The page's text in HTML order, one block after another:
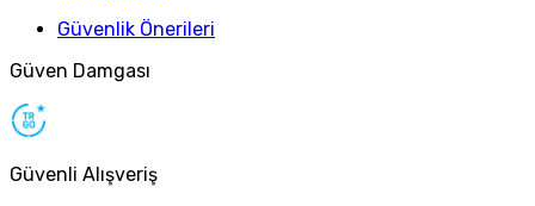
Güvenlik Önerileri
Güven Damgası
Güvenli Alışveriş